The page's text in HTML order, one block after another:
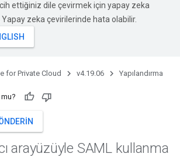
ettiğiniz dile çevirmek için yapay zeka
Yapay zeka çevirilerinde hata olabilir.
for Private Cloud v4.19.06 Yapılandırma
arayüzüyle SAML kullanma